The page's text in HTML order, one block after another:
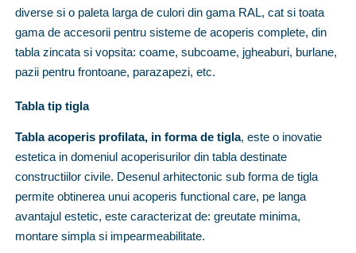
diverse si o paleta larga de culori din gama RAL, cat si toata
gama de accesorii pentru sisteme de acoperis complete, din
tabla zincata si vopsita: coame, subcoame, jgheaburi, burlane,
pazii pentru frontoane, parazapezi, etc.
Tabla tip tigla
Tabla acoperis profilata, in forma de tigla, este o inovatie
estetica in domeniul acoperisurilor din tabla destinate
constructiilor civile. Desenul arhitectonic sub forma de tigla
permite obtinerea unui acoperis functional care, pe langa
avantajul estetic, este caracterizat de: greutate minima,
montare simpla si impearmeabilitate.